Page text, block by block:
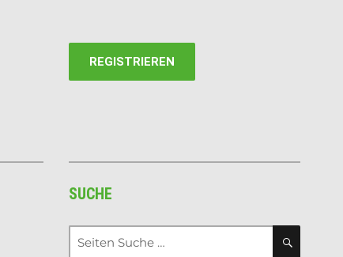
REGISTRIEREN
SUCHE